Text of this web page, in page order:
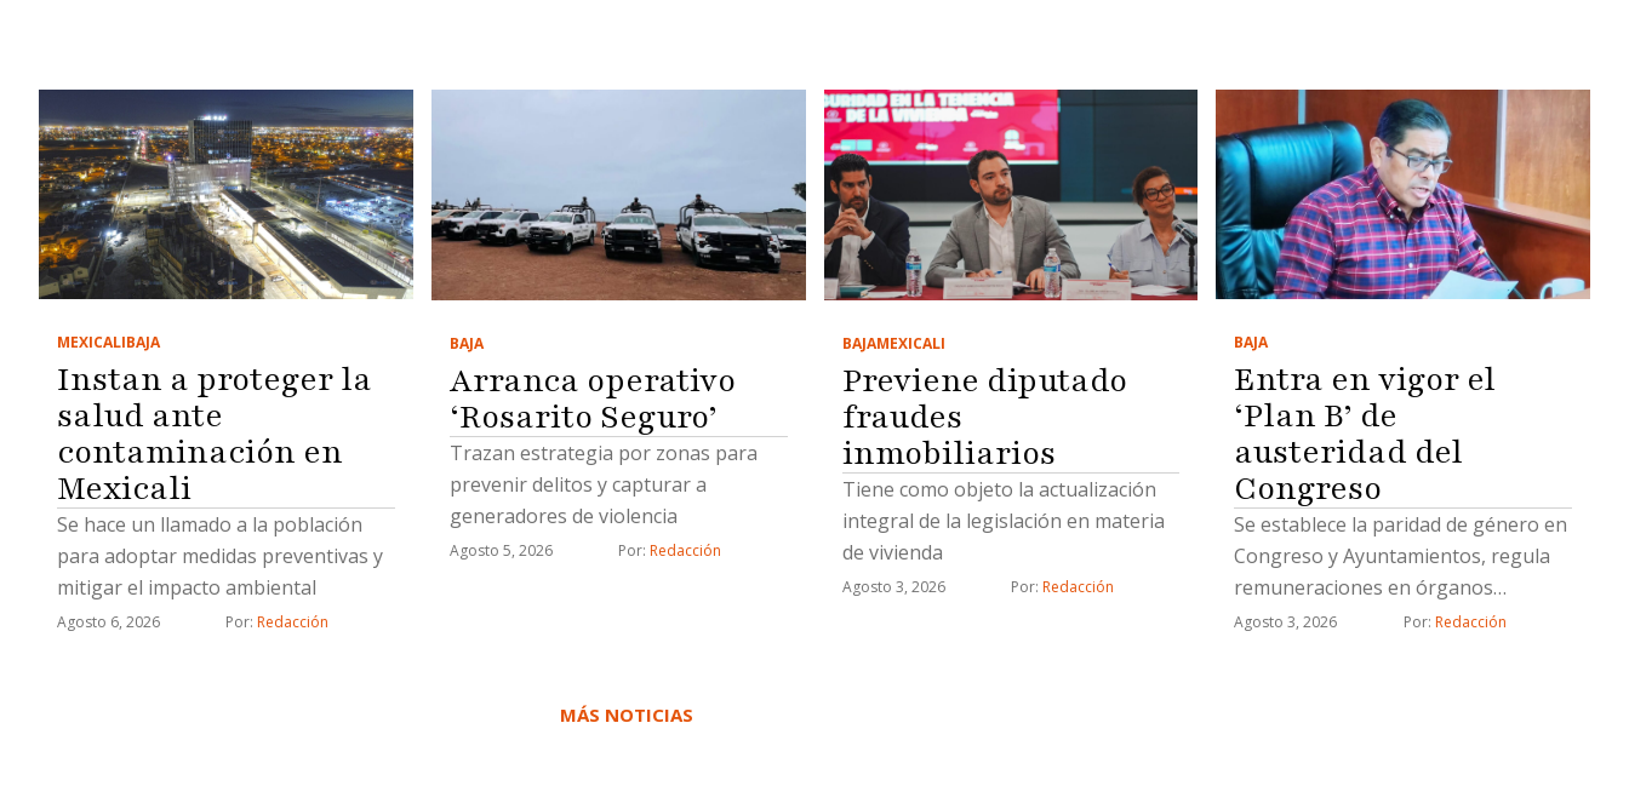
droga y equipo táctico
MEXICALIBAJA
Instan a proteger la
salud ante
contaminación en
Mexicali
Se hace un llamado a la población
para adoptar medidas preventivas y
mitigar el impacto ambiental
Agosto 6, 2026 Por: Redacción
BAJA
Arranca operativo
‘Rosarito Seguro’
Trazan estrategia por zonas para
prevenir delitos y capturar a
generadores de violencia
Agosto 5, 2026 Por: Redacción
BAJAMEXICALI
Previene diputado
fraudes
inmobiliarios
Tiene como objeto la actualización
integral de la legislación en materia
de vivienda
Agosto 3, 2026 Por: Redacción
BAJA
Entra en vigor el
‘Plan B’ de
austeridad del
Congreso
Se establece la paridad de género en
Congreso y Ayuntamientos, regula
remuneraciones en órganos
electorales y fija disciplina
Agosto 3, 2026 Por: Redacción
MÁS NOTICIAS